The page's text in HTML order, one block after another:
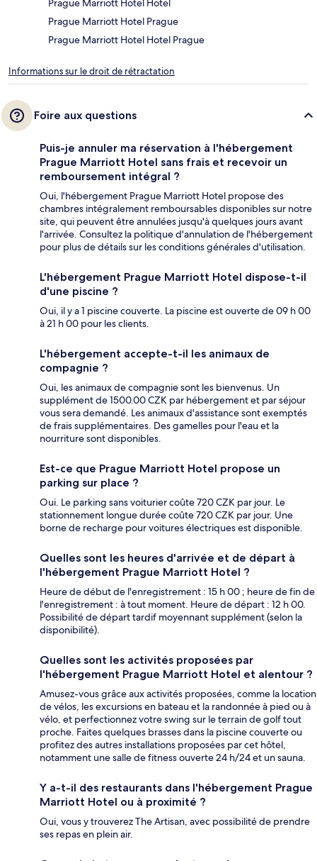
Prague Marriott Hotel Hotel
Prague Marriott Hotel Prague
Prague Marriott Hotel Hotel Prague
Informations sur le droit de rétractation
Foire aux questions
Puis-je annuler ma réservation à l'hébergement
Prague Marriott Hotel sans frais et recevoir un
remboursement intégral ?
Oui, l'hébergement Prague Marriott Hotel propose des
chambres intégralement remboursables disponibles sur notre
site, qui peuvent être annulées jusqu'à quelques jours avant
l'arrivée. Consultez la politique d'annulation de l'hébergement
pour plus de détails sur les conditions générales d'utilisation.
L'hébergement Prague Marriott Hotel dispose-t-il
d'une piscine ?
Oui, il y a 1 piscine couverte. La piscine est ouverte de 09 h 00
à 21 h 00 pour les clients.
L'hébergement accepte-t-il les animaux de
compagnie ?
Oui, les animaux de compagnie sont les bienvenus. Un
supplément de 1500.00 CZK par hébergement et par séjour
vous sera demandé. Les animaux d'assistance sont exemptés
de frais supplémentaires. Des gamelles pour l'eau et la
nourriture sont disponibles.
Est-ce que Prague Marriott Hotel propose un
parking sur place ?
Oui. Le parking sans voiturier coûte 720 CZK par jour. Le
stationnement longue durée coûte 720 CZK par jour. Une
borne de recharge pour voitures électriques est disponible.
Quelles sont les heures d'arrivée et de départ à
l'hébergement Prague Marriott Hotel ?
Heure de début de l'enregistrement : 15 h 00 ; heure de fin de
l'enregistrement : à tout moment. Heure de départ : 12 h 00.
Possibilité de départ tardif moyennant supplément (selon la
disponibilité).
Quelles sont les activités proposées par
l'hébergement Prague Marriott Hotel et alentour ?
Amusez-vous grâce aux activités proposées, comme la location
de vélos, les excursions en bateau et la randonnée à pied ou à
vélo, et perfectionnez votre swing sur le terrain de golf tout
proche. Faites quelques brasses dans la piscine couverte ou
profitez des autres installations proposées par cet hôtel,
notamment une salle de fitness ouverte 24 h/24 et un sauna.
Y a-t-il des restaurants dans l'hébergement Prague
Marriott Hotel ou à proximité ?
Oui, vous y trouverez The Artisan, avec possibilité de prendre
ses repas en plein air.